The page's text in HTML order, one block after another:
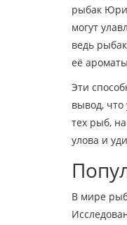
рыбак
могут
ведь
её
Эти
вывод,
тех рыб,
улова и
В мире